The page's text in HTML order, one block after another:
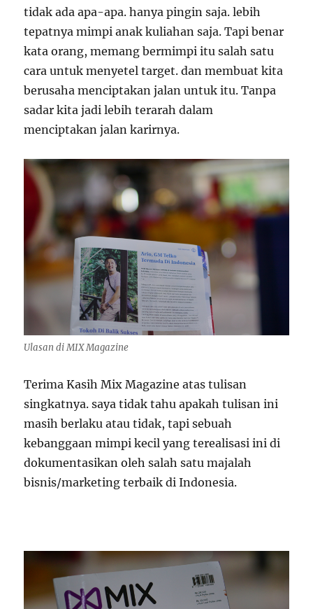
tidak ada apa-apa. hanya pingin saja. lebih
tepatnya mimpi anak kuliahan saja. Tapi benar
kata orang, memang bermimpi itu salah satu
cara untuk menyetel target. dan membuat kita
berusaha menciptakan jalan untuk itu. Tanpa
sadar kita jadi lebih terarah dalam
menciptakan jalan karirnya.
Ulasan di MIX Magazine
Terima Kasih Mix Magazine atas tulisan
singkatnya. saya tidak tahu apakah tulisan ini
masih berlaku atau tidak, tapi sebuah
kebanggaan mimpi kecil yang terealisasi ini di
dokumentasikan oleh salah satu majalah
bisnis/marketing terbaik di Indonesia.